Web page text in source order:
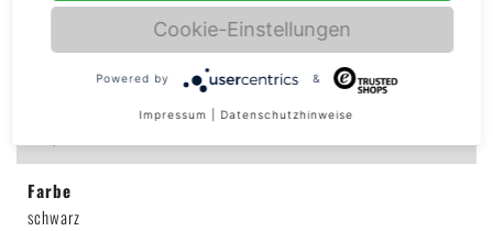
Backboard Maße (B x H)
127 x 84 cm
Dimension (H x B)
Farbe
schwarz
Cookie-Einstellungen
Powered by &
Impressum Datenschutzhinweise